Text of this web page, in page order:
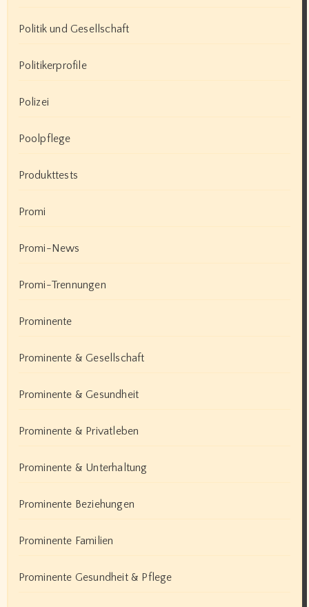
Politik und Gesellschaft
Politikerprofile
Polizei
Poolpflege
Produkttests
Promi
Promi-News
Promi-Trennungen
Prominente
Prominente & Gesellschaft
Prominente & Gesundheit
Prominente & Privatleben
Prominente & Unterhaltung
Prominente Beziehungen
Prominente Familien
Prominente Gesundheit & Pflege